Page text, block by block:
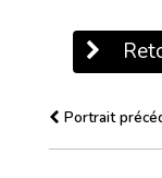
Portrait